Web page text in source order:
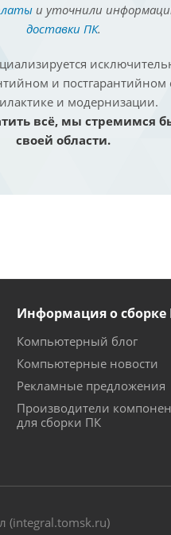
и уточнили
доставки ПК.
и
и модернизации.
всё, мы стремимся
своей области.
Информация о сборке
Компьютерный блог
Компьютерные новости
Рекламные предложения
Производители
для сборки ПК
(integral.tomsk.ru)